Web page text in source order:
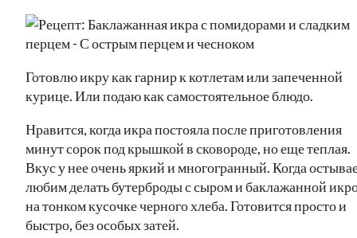
Готовлю икру как гарнир к котлетам или запеченной
курице. Или подаю как самостоятельное блюдо.
Нравится, когда икра постояла после приготовления
минут сорок под крышкой в сковороде, но еще теплая.
Вкус у нее очень яркий и многогранный. Когда
любим делать бутерброды с сыром и баклажанной
на тонком кусочке черного хлеба. Готовится просто и
быстро, без особых затей.